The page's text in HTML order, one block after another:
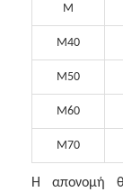
M
M40
M50
M60
M70
Η απονομή